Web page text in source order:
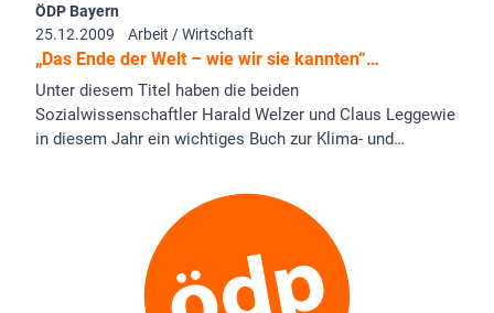
ÖDP Bayern
25.12.2009
Arbeit / Wirtschaft
„Das Ende der Welt – wie wir sie kannten“…
Unter diesem Titel haben die beiden
Sozialwissenschaftler Harald Welzer und Claus Leggewie
in diesem Jahr ein wichtiges Buch zur Klima- und…